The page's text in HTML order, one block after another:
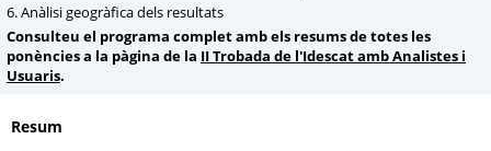
6. Anàlisi geogràfica dels resultats
Consulteu el programa complet amb els resums de totes les
ponències a la pàgina de la II Trobada de l'Idescat amb Analistes i
Usuaris.
Resum